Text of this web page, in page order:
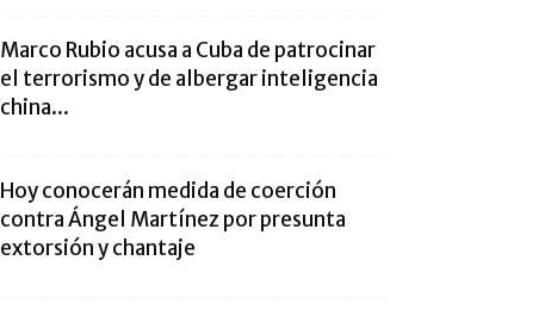
Marco Rubio acusa a Cuba de patrocinar
el terrorismo y de albergar inteligencia
china...
Hoy conocerán medida de coerción
contra Ángel Martínez por presunta
extorsión y chantaje